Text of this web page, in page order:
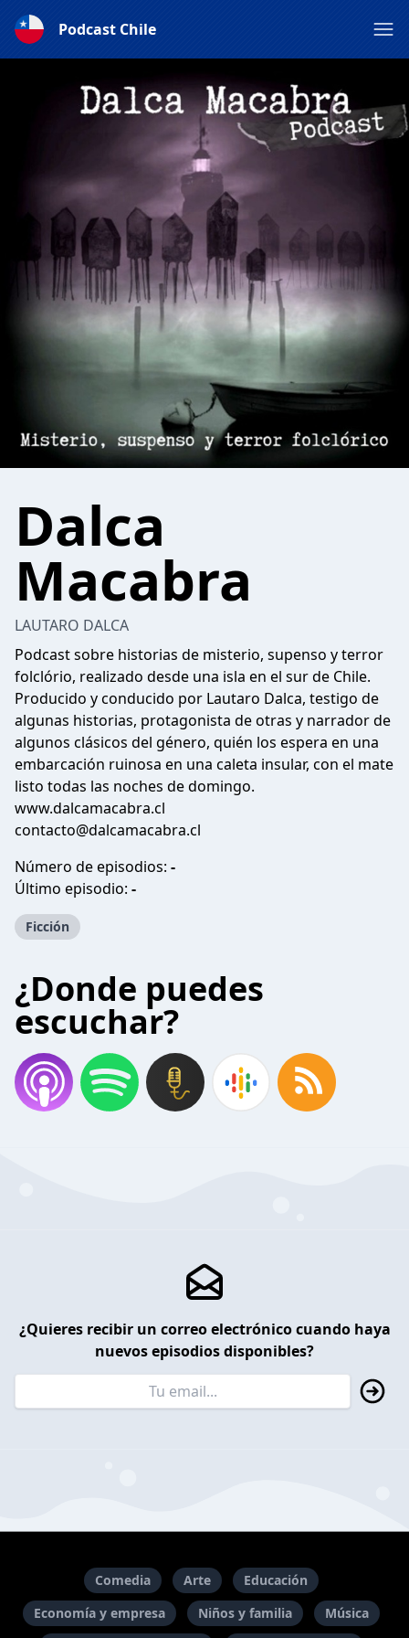
Podcast Chile
Dalca
Macabra
LAUTARO DALCA
Podcast sobre historias de misterio, supenso y terror
folclório, realizado desde una isla en el sur de Chile.
Producido y conducido por Lautaro Dalca, testigo de
algunas historias, protagonista de otras y narrador de
algunos clásicos del género, quién los espera en una
embarcación ruinosa en una caleta insular, con el mate
listo todas las noches de domingo.
www.dalcamacabra.cl
contacto@dalcamacabra.cl
Número de episodios: -
Último episodio: -
Ficción
¿Donde puedes
escuchar?
¿Quieres recibir un correo electrónico cuando haya
nuevos episodios disponibles?
Comedia Arte
Educación
Economía y empresa
Niños y familia
Música